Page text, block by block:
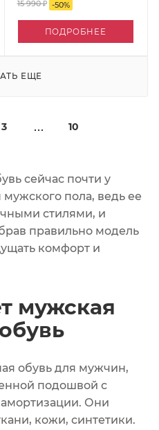
15 990 ₽ -50%
ПОДРОБНЕЕ
ЕЩЕ
3 10
сейчас почти у
пола, ведь ее
стилями, и
правильно модель
комфорт и
мужская
обувь для мужчин,
подошвой с
Они
кожи, синтетики.